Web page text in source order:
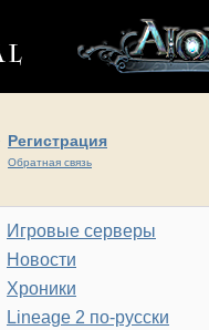
Регистрация
Обратная связь
Игровые серверы
Новости
Хроники
Lineage 2 по-русски